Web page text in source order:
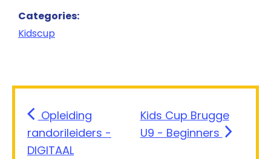
Categories:
Kidscup
Opleiding
randorileiders -
DIGITAAL
Kids Cup Brugge
U9 - Beginners